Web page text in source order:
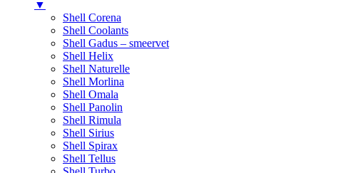
▼
Shell Corena
Shell Coolants
Shell Gadus – smeervet
Shell Helix
Shell Naturelle
Shell Morlina
Shell Omala
Shell Panolin
Shell Rimula
Shell Sirius
Shell Spirax
Shell Tellus